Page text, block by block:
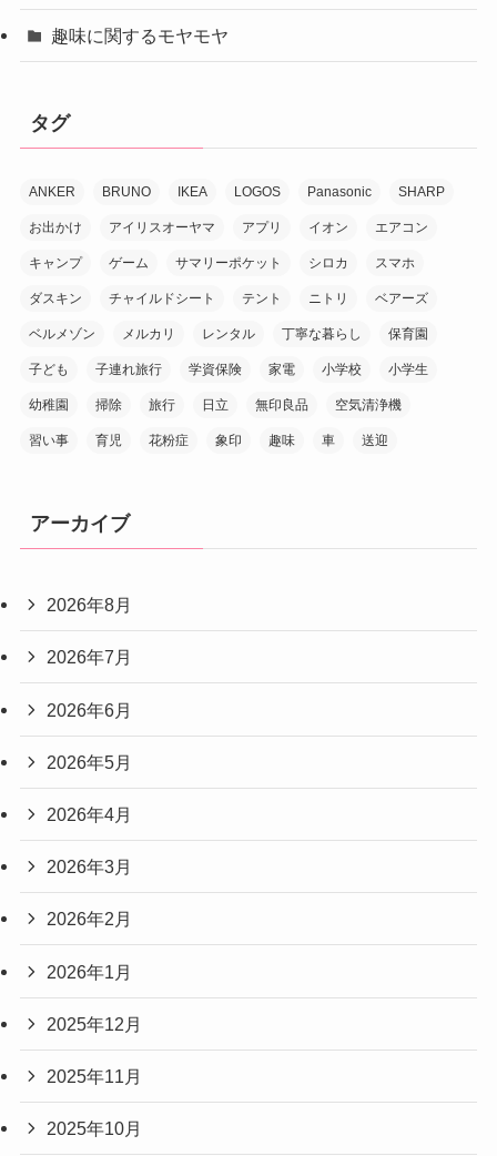
趣味に関するモヤモヤ
タグ
ANKER BRUNO IKEA LOGOS Panasonic SHARP
お出かけ アイリスオーヤマ アプリ イオン エアコン
キャンプ ゲーム サマリーポケット シロカ スマホ
ダスキン チャイルドシート テント ニトリ ベアーズ
ベルメゾン メルカリ レンタル 丁寧な暮らし 保育園
子ども 子連れ旅行 学資保険 家電 小学校 小学生
幼稚園 掃除 旅行 日立 無印良品 空気清浄機
習い事 育児 花粉症 象印 趣味 車 送迎
アーカイブ
2026年8月
2026年7月
2026年6月
2026年5月
2026年4月
2026年3月
2026年2月
2026年1月
2025年12月
2025年11月
2025年10月